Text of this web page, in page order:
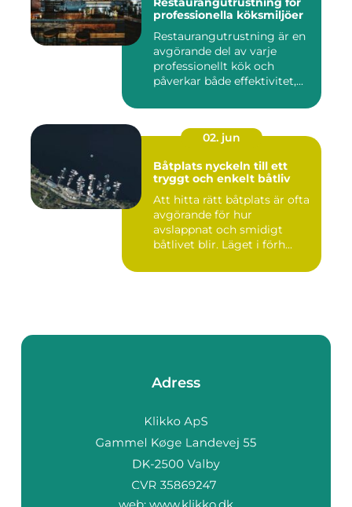
professionella köksmiljöer
Restaurangutrustning är en
avgörande del av varje
professionellt kök och
påverkar både effektivitet,...
02. jun
Båtplats nyckeln till ett
tryggt och enkelt båtliv
Att hitta rätt båtplats är ofta
avgörande för hur
avslappnat och smidigt
båtlivet blir. Läget i förh...
Adress
web: www.klikko.dk